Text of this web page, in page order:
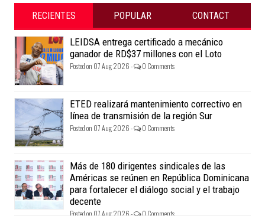
RECIENTES POPULAR CONTACT
LEIDSA entrega certificado a mecánico
ganador de RD$37 millones con el Loto
Posted on 07 Aug 2026 - 0 Comments
ETED realizará mantenimiento correctivo en
línea de transmisión de la región Sur
Posted on 07 Aug 2026 - 0 Comments
Más de 180 dirigentes sindicales de las
Américas se reúnen en República Dominicana
para fortalecer el diálogo social y el trabajo
decente
Posted on 07 Aug 2026 - 0 Comments